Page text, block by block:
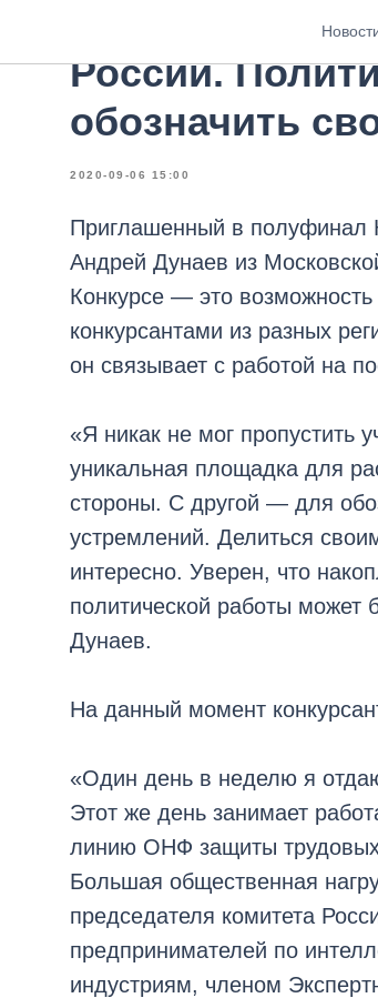
Андрей
России.
обозначить
2020-09-06 15:00
Приглашенный в полуфинал
Андрей Дунаев из
Конкурсе — это
конкурсантами из разных
он связывает с работой на
«Я никак не мог пропустить
уникальная площадка для
стороны. С другой — для
устремлений. Делиться
интересно. Уверен, что
политической работы
Дунаев.
На данный момент
«Один день в неделю я
Этот же день занимает
линию ОНФ защиты
Большая общественная
председателя комитета
предпринимателей по
индустриям, членом